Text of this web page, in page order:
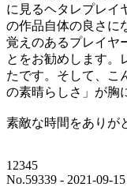
に見るヘタレプレイ
の作品自体の良さに
覚えのあるプレイヤ
とをお勧めします。
たです。そして、こ
の素晴らしさ」が胸
素敵な時間をありが
12345
No.59339 - 2021-09-